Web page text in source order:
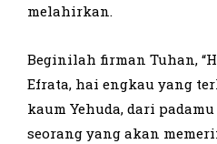
melahirkan.
Beginilah firman Tuhan,
Efrata, hai engkau yang
kaum Yehuda, dari
seorang yang akan